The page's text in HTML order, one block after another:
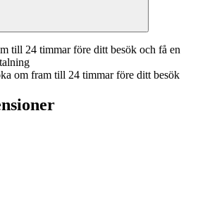
till 24 timmar före ditt besök och få en
om fram till 24 timmar före ditt besök